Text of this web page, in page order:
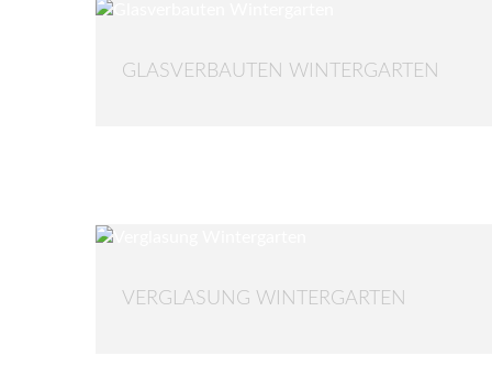
GLASVERBAUTEN WINTERGARTEN
VERGLASUNG WINTERGARTEN